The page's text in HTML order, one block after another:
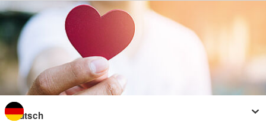
Sprache wechseln zu